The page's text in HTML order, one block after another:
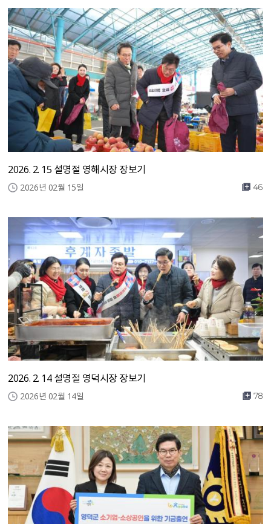
2026. 2. 15 설명절 영해시장 장보기
2026년 02월 15일 46
2026. 2. 14 설명절 영덕시장 장보기
2026년 02월 14일 78